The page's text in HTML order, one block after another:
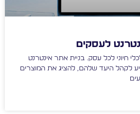
לעסקים
חיוני לכל עסק. בניית אתר אינטרנט
לקהל היעד שלהם, להציג את המוצרים